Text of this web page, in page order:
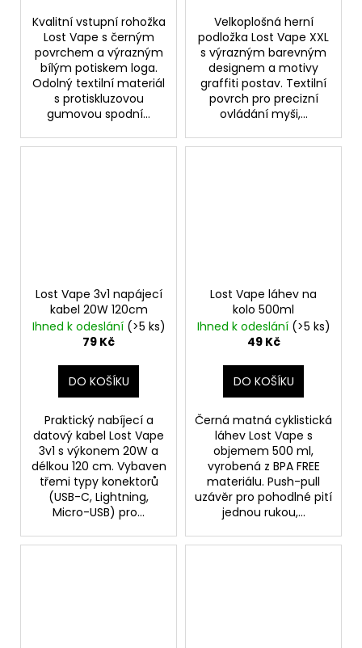
Kvalitní vstupní rohožka
Lost Vape s černým
povrchem a výrazným
bílým potiskem loga.
Odolný textilní materiál
s protiskluzovou
gumovou spodní...
Velkoplošná herní
podložka Lost Vape XXL
s výrazným barevným
designem a motivy
graffiti postav. Textilní
povrch pro precizní
ovládání myši,...
Lost Vape 3v1 napájecí
kabel 20W 120cm
Ihned k odeslání (>5 ks)
79 Kč
DO KOŠÍKU
Praktický nabíjecí a
datový kabel Lost Vape
3v1 s výkonem 20W a
délkou 120 cm. Vybaven
třemi typy konektorů
(USB-C, Lightning,
Micro-USB) pro...
Lost Vape láhev na
kolo 500ml
Ihned k odeslání (>5 ks)
49 Kč
DO KOŠÍKU
Černá matná cyklistická
láhev Lost Vape s
objemem 500 ml,
vyrobená z BPA FREE
materiálu. Push-pull
uzávěr pro pohodlné pití
jednou rukou,...